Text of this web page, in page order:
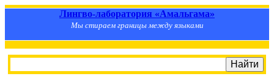
Лингво-лаборатория «Амальгама»
Мы стираем границы между языками